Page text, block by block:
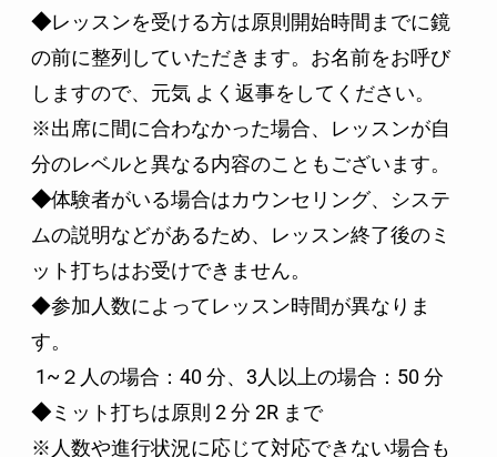
◆レッスンを受ける方は原則開始時間までに鏡
の前に整列していただきます。お名前をお呼び
しますので、元気 よく返事をしてください。
※出席に間に合わなかった場合、レッスンが自
分のレベルと異なる内容のこともございます。
◆体験者がいる場合はカウンセリング、システ
ムの説明などがあるため、レッスン終了後のミ
ット打ちはお受けできません。
◆参加人数によってレッスン時間が異なりま
す。
1~２人の場合：40 分、3人以上の場合：50 分
◆ミット打ちは原則 2 分 2R まで
※人数や進行状況に応じて対応できない場合も